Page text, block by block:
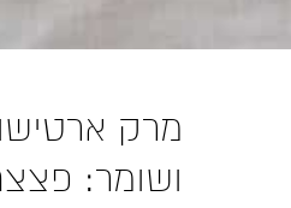
מרק
ושומר: